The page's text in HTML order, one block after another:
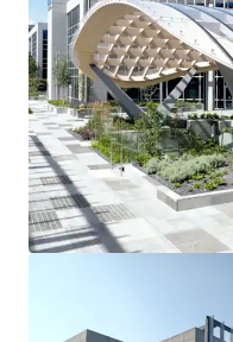
3 story office
90 car spaces
Raised access
Suspended
2 x 10 person
Fully fitted
Recessed light
Variable air
Fully fitted toilets